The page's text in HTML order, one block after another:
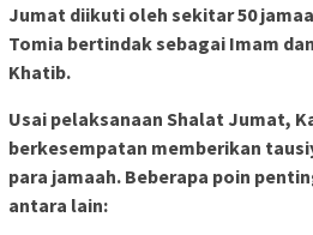
Jumat diikuti oleh sekitar 50
Tomia bertindak sebagai Imam
Khatib.
Usai pelaksanaan Shalat Jumat,
berkesempatan memberikan
para jamaah. Beberapa poin
antara lain: